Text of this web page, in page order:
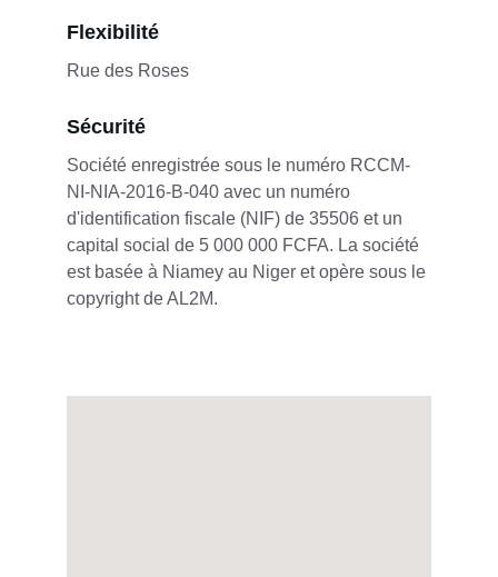
Flexibilité
Rue des Roses
Sécurité
Société enregistrée sous le numéro RCCM-
NI-NIA-2016-B-040 avec un numéro
d'identification fiscale (NIF) de 35506 et un
capital social de 5 000 000 FCFA. La société
est basée à Niamey au Niger et opère sous le
copyright de AL2M.